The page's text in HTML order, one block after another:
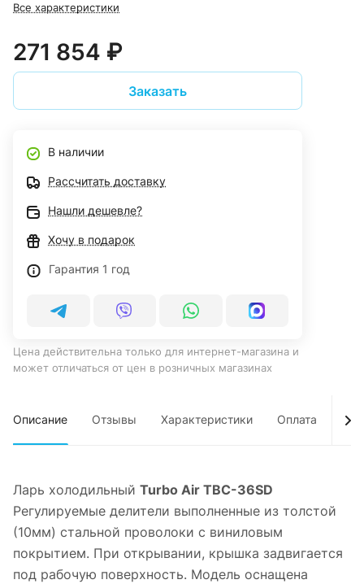
Все характеристики
271 854 ₽
Заказать
В наличии
Рассчитать доставку
Нашли дешевле?
Хочу в подарок
Гарантия 1 год
Цена действительна только для интернет-магазина и
может отличаться от цен в розничных магазинах
Описание Отзывы Характеристики Оплата
Ларь холодильный Turbo Air TBC-36SD
Регулируемые делители выполненные из толстой
(10мм) стальной проволоки с виниловым
покрытием. При открывании, крышка задвигается
под рабочую поверхность. Модель оснащена